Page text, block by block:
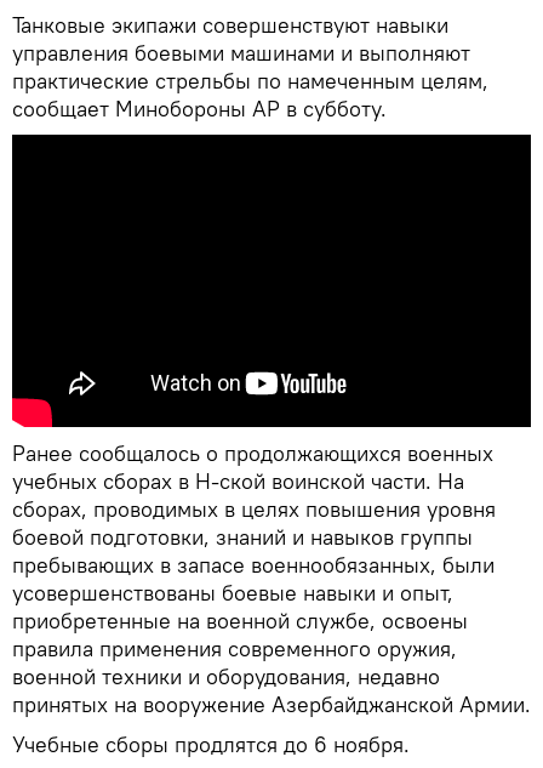
Танковые экипажи совершенствуют навыки
управления боевыми машинами и выполняют
практические стрельбы по намеченным целям,
сообщает Минобороны АР в субботу.
Ранее сообщалось о продолжающихся военных
учебных сборах в Н-ской воинской части. На
сборах, проводимых в целях повышения уровня
боевой подготовки, знаний и навыков группы
пребывающих в запасе военнообязанных, были
усовершенствованы боевые навыки и опыт,
приобретенные на военной службе, освоены
правила применения современного оружия,
военной техники и оборудования, недавно
принятых на вооружение Азербайджанской Армии.
Учебные сборы продлятся до 6 ноября.